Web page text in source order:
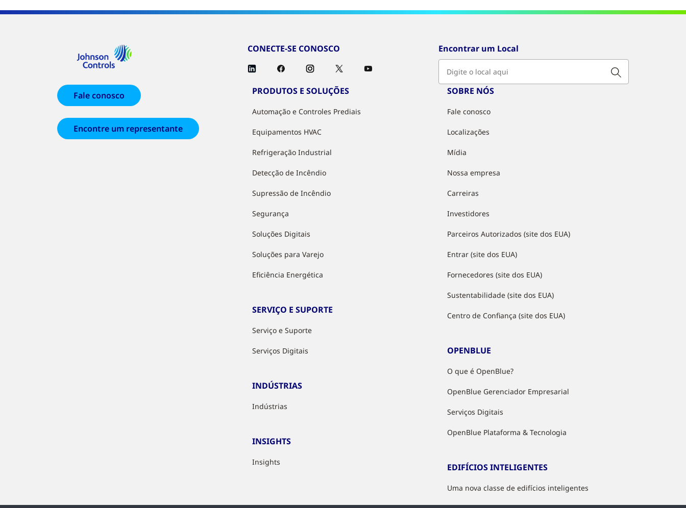
CONECTE-SE CONOSCO Encontrar um Local
Fale conosco
Encontre um representante
PRODUTOS E SOLUÇÕES
Automação e Controles Prediais
Equipamentos HVAC
Refrigeração Industrial
Detecção de Incêndio
Supressão de Incêndio
Segurança
Soluções Digitais
Soluções para Varejo
Eficiência Energética
SERVIÇO E SUPORTE
Serviço e Suporte
Serviços Digitais
INDÚSTRIAS
Indústrias
INSIGHTS
Insights
SOBRE NÓS
Fale conosco
Localizações
Mídia
Nossa empresa
Carreiras
Investidores
Parceiros Autorizados (site dos EUA)
Entrar (site dos EUA)
Fornecedores (site dos EUA)
Sustentabilidade (site dos EUA)
Centro de Confiança (site dos EUA)
OPENBLUE
O que é OpenBlue?
OpenBlue Gerenciador Empresarial
Serviços Digitais
OpenBlue Plataforma & Tecnologia
EDIFÍCIOS INTELIGENTES
Uma nova classe de edifícios inteligentes